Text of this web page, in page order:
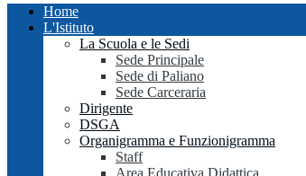
Home
L'Istituto
La Scuola e le Sedi
Sede Principale
Sede di Paliano
Sede Carceraria
Dirigente
DSGA
Organigramma e Funzionigramma
Staff
Area Educativa Didattica